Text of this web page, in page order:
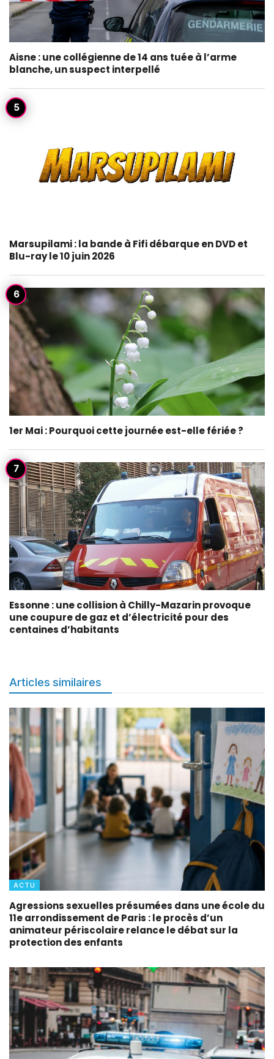
Aisne : une collégienne de 14 ans tuée à l’arme
blanche, un suspect interpellé
Marsupilami : la bande à Fifi débarque en DVD et
Blu-ray le 10 juin 2026
1er Mai : Pourquoi cette journée est-elle fériée ?
Essonne : une collision à Chilly-Mazarin provoque
une coupure de gaz et d’électricité pour des
centaines d’habitants
Articles similaires
ACTU
Agressions sexuelles présumées dans une école du
11e arrondissement de Paris : le procès d’un
animateur périscolaire relance le débat sur la
protection des enfants